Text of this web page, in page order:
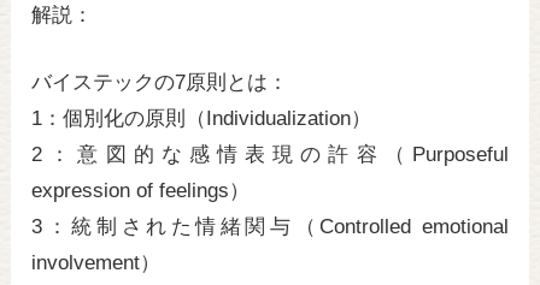
解説：
バイステックの7原則とは：
1：個別化の原則（Individualization）
2：意図的な感情表現の許容（Purposeful
expression of feelings）
3：統制された情緒関与（Controlled emotional
involvement）